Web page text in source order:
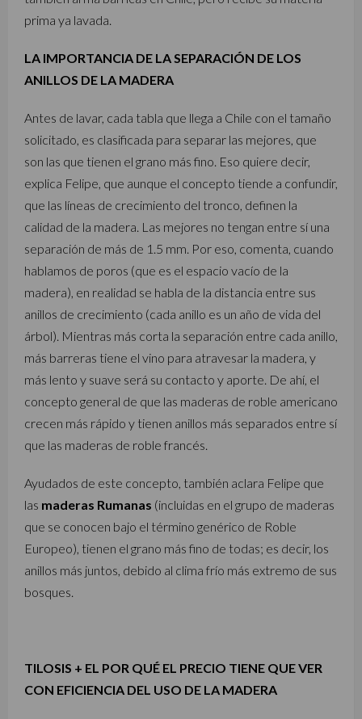
prima ya lavada.
LA IMPORTANCIA DE LA SEPARACIÓN DE LOS
ANILLOS DE LA MADERA
Antes de lavar, cada tabla que llega a Chile con el tamaño
solicitado, es clasificada para separar las mejores, que
son las que tienen el grano más fino. Eso quiere decir,
explica Felipe, que aunque el concepto tiende a confundir,
que las líneas de crecimiento del tronco, definen la
calidad de la madera. Las mejores no tengan entre sí una
separación de más de 1.5 mm. Por eso, comenta, cuando
hablamos de poros (que es el espacio vacío de la
madera), en realidad se habla de la distancia entre sus
anillos de crecimiento (cada anillo es un año de vida del
árbol). Mientras más corta la separación entre cada anillo,
más barreras tiene el vino para atravesar la madera, y
más lento y suave será su contacto y aporte. De ahí, el
concepto general de que las maderas de roble americano
crecen más rápido y tienen anillos más separados entre sí
que las maderas de roble francés.
Ayudados de este concepto, también aclara Felipe que
las maderas Rumanas (incluidas en el grupo de maderas
que se conocen bajo el término genérico de Roble
Europeo), tienen el grano más fino de todas; es decir, los
anillos más juntos, debido al clima frío más extremo de sus
bosques.
TILOSIS + EL POR QUÉ EL PRECIO TIENE QUE VER
CON EFICIENCIA DEL USO DE LA MADERA